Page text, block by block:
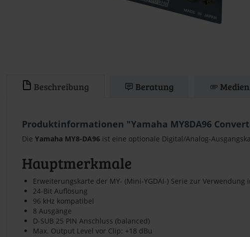
Beschreibung Beratung Medien
Produktinformationen "Yamaha MY8DA96
Die Yamaha MY8-DA96 ist eine optionale Digital/Analog-
Hauptmerkmale
Erweiterungskarte der MY- (Mini-YGDAI-) Serie zur
24-Bit Auflösung
96 kHz kompatibel
8 Ausgänge
D-SUB 25 PIN Anschluss (balanced)
Max. Output Level vor Clip: +18 dBu